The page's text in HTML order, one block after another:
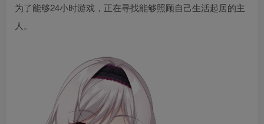
为了能够24小时游戏，正在寻找能够照顾自己生活起居的主
人。